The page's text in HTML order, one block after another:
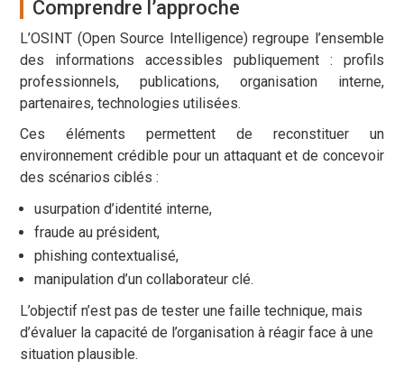
Comprendre l’approche
L’OSINT (Open Source Intelligence) regroupe l’ensemble
des informations accessibles publiquement : profils
professionnels, publications, organisation interne,
partenaires, technologies utilisées.
Ces éléments permettent de reconstituer un
environnement crédible pour un attaquant et de concevoir
des scénarios ciblés :
usurpation d’identité interne,
fraude au président,
phishing contextualisé,
manipulation d’un collaborateur clé.
L’objectif n’est pas de tester une faille technique, mais
d’évaluer la capacité de l’organisation à réagir face à une
situation plausible.